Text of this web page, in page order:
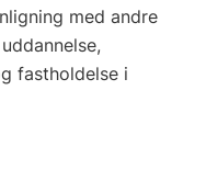
med andre
fastholdelse i